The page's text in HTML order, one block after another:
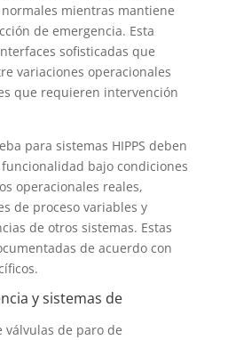
mientras mantiene
de emergencia. Esta
sofisticadas que
variaciones operacionales
que requieren intervención
para sistemas HIPPS deben
bajo condiciones
operacionales reales,
de proceso variables y
de otros sistemas. Estas
de acuerdo con
y sistemas de
válvulas de paro de